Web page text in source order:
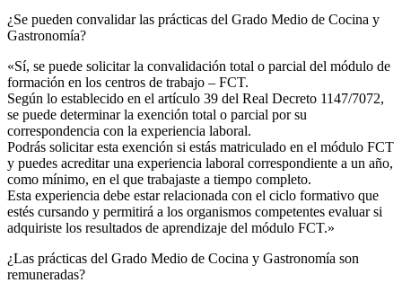
¿Se pueden convalidar las prácticas del Grado Medio de Cocina y
Gastronomía?​
«Sí, se puede solicitar la convalidación total o parcial del módulo de
formación en los centros de trabajo – FCT.
Según lo establecido en el artículo 39 del Real Decreto 1147/7072,
se puede determinar la exención total o parcial por su
correspondencia con la experiencia laboral.
Podrás solicitar esta exención si estás matriculado en el módulo FCT
y puedes acreditar una experiencia laboral correspondiente a un año,
como mínimo, en el que trabajaste a tiempo completo.
Esta experiencia debe estar relacionada con el ciclo formativo que
estés cursando y permitirá a los organismos competentes evaluar si
adquiriste los resultados de aprendizaje del módulo FCT.»
¿Las prácticas del Grado Medio de Cocina y Gastronomía son
remuneradas?​